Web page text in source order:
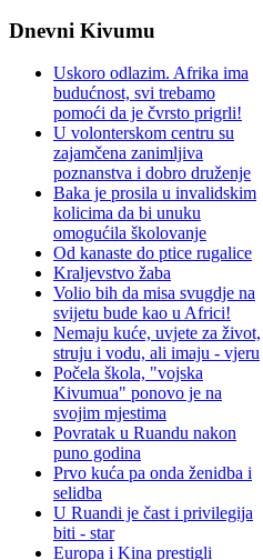
Dnevni Kivumu
Uskoro odlazim. Afrika ima
budućnost, svi trebamo
pomoći da je čvrsto prigrli!
U volonterskom centru su
zajamčena zanimljiva
poznanstva i dobro druženje
Baka je prosila u invalidskim
kolicima da bi unuku
omogućila školovanje
Od kanaste do ptice rugalice
Kraljevstvo žaba
Volio bih da misa svugdje na
svijetu bude kao u Africi!
Nemaju kuće, uvjete za život,
struju i vodu, ali imaju - vjeru
Počela škola, "vojska
Kivumua" ponovo je na
svojim mjestima
Povratak u Ruandu nakon
puno godina
Prvo kuća pa onda ženidba i
selidba
U Ruandi je čast i privilegija
biti - star
Europa i Kina prestigli